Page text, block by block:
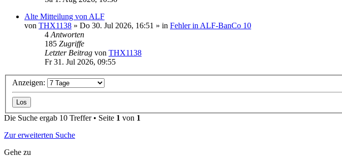
Alte Mitteilung von ALF
von THX1138 » Do 30. Jul 2026, 16:51 » in Fehler in ALF-BanCo 10
4 Antworten
185 Zugriffe
Letzter Beitrag von THX1138
Fr 31. Jul 2026, 09:55
Anzeigen:
Die Suche ergab 10 Treffer • Seite 1 von 1
Zur erweiterten Suche
Gehe zu